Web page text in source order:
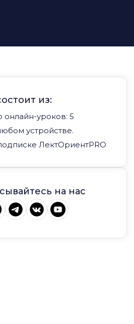
из:
онлайн-уроков: 5
устройстве.
ЛектОриентPRO
на нас